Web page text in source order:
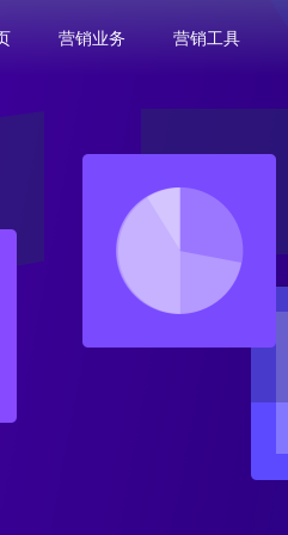
营销业务 营销工具